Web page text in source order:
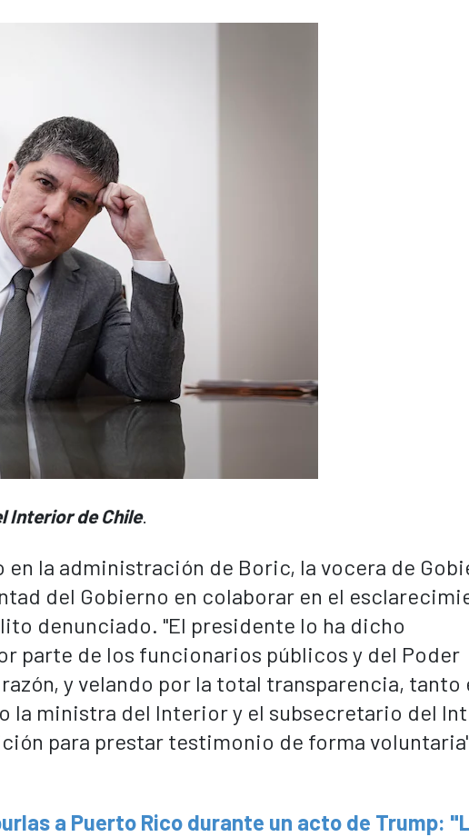
Interior de Chile.
la administración de Boric, la vocera de
del Gobierno en colaborar en el
denunciado. "El presidente lo ha dicho
parte de los funcionarios públicos y del Poder
y velando por la total transparencia, tanto
la ministra del Interior y el subsecretario del
para prestar testimonio de forma
a Puerto Rico durante un acto de Trump: